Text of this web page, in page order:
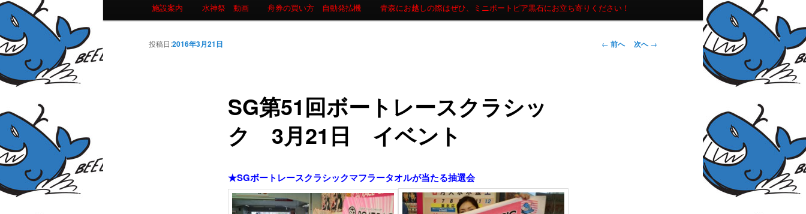
施設案内 水神祭 動画 舟券の買い方 自動発払機 青森にお越しの際はぜひ、ミニボートピア黒石にお立ち寄りください！
投稿ナビゲー
← 前へ 次へ→
SG第51回ボートレースクラシッ
ク 3月21日 イベント
投稿日:2016年3月21日
★SGボートレースクラシックマフラータオルが当たる抽選会